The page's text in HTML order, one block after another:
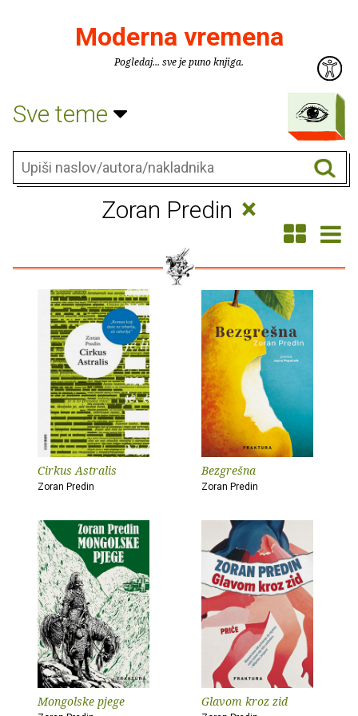
Moderna vremena
Pogledaj... sve je puno knjiga.
Sve teme
Zoran Predin ×
Cirkus Astralis
Zoran Predin
Bezgrešna
Zoran Predin
Mongolske pjege Glavom kroz zid